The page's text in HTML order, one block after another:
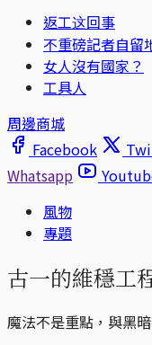
返工这回事
不重磅記者自留
女人沒有國家？
工具人
周邊商城
Facebook
Whatsapp
風物
專題
古一的維穩工
魔法不是重點，與黑